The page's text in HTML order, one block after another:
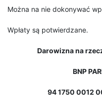
Można na nie dokonywać
Wpłaty są potwierdzane.
Darowizna na
BNP
94 1750 0012